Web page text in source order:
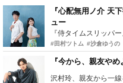
『心配無用ノ介 天
ュー
#田村ツトム #沙倉ゆうの
『今から、親友や
沢村玲、親友から一